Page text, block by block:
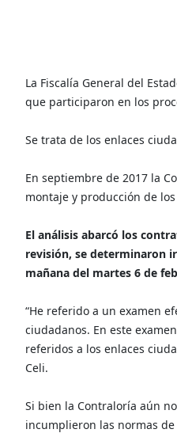
La Fiscalía General del
que participaron en los
Se trata de los enlaces
En septiembre de 2017 la
montaje y producción de
El análisis abarcó los
revisión, se determinaron
mañana del martes 6 de
“He referido a un examen
ciudadanos. En este
referidos a los enlaces
Celi.
Si bien la Contraloría aún
incumplieron las normas